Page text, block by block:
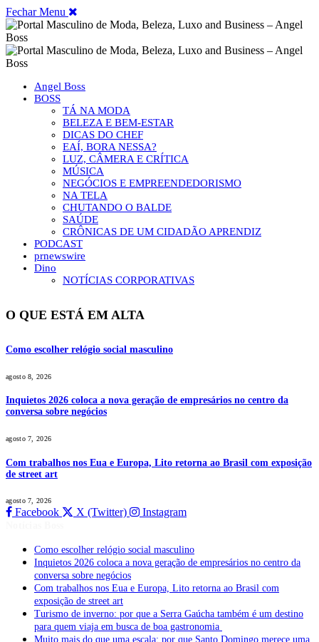
Fechar Menu
Angel Boss
BOSS
TÁ NA MODA
BELEZA E BEM-ESTAR
DICAS DO CHEF
EAÍ, BORA NESSA?
LUZ, CÂMERA E CRÍTICA
MÚSICA
NEGÓCIOS E EMPREENDEDORISMO
NA TELA
CHUTANDO O BALDE
SAÚDE
CRÔNICAS DE UM CIDADÃO APRENDIZ
PODCAST
prnewswire
Dino
NOTÍCIAS CORPORATIVAS
O QUE ESTÁ EM ALTA
Como escolher relógio social masculino
agosto 8, 2026
Inquietos 2026 coloca a nova geração de empresários no centro da
conversa sobre negócios
agosto 7, 2026
Com trabalhos nos Eua e Europa, Lito retorna ao Brasil com exposição
de street art
agosto 7, 2026
Facebook X (Twitter) Instagram
Como escolher relógio social masculino
Inquietos 2026 coloca a nova geração de empresários no centro da
conversa sobre negócios
Com trabalhos nos Eua e Europa, Lito retorna ao Brasil com
exposição de street art
Turismo de inverno: por que a Serra Gaúcha também é um destino
para quem viaja em busca de boa gastronomia
Muito mais do que uma escala: por que Santo Domingo merece uma